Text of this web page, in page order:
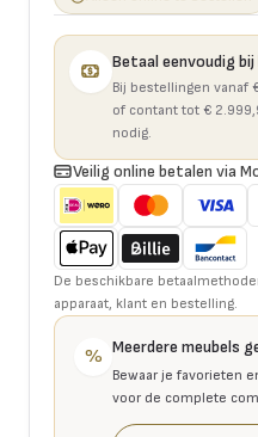
Betaal eenvoudig bij
Bij bestellingen vanaf
of contant tot €
nodig.
Veilig online betalen via
De beschikbare
apparaat, klant en bestelling.
% Meerdere meubels
Bewaar je favorieten
voor de complete